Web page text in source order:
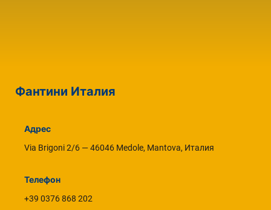
Фантини Италия
Адрес
Via Brigoni 2/6 — 46046 Medole, Mantova, Италия
Телефон
+39 0376 868 202